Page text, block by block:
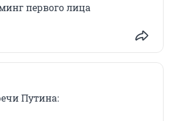
первого лица
Путина: